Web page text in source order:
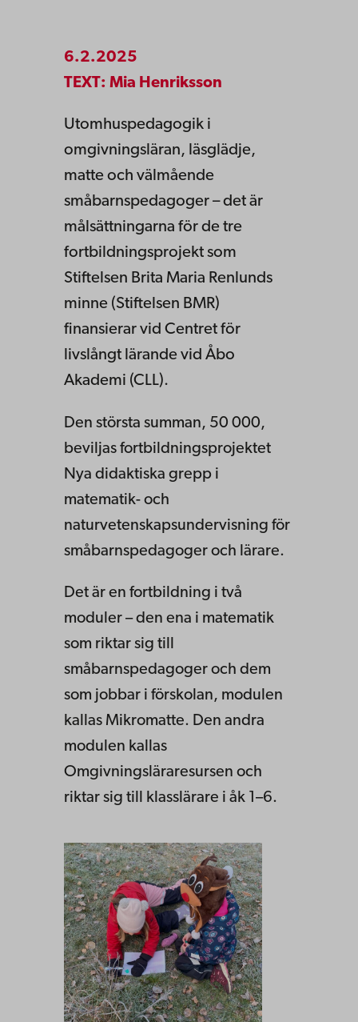
6.2.2025
TEXT: Mia Henriksson
Utomhuspedagogik i
omgivningsläran, läsglädje,
matte och välmående
småbarnspedagoger – det är
målsättningarna för de tre
fortbildningsprojekt som
Stiftelsen Brita Maria Renlunds
minne (Stiftelsen BMR)
finansierar vid Centret för
livslångt lärande vid Åbo
Akademi (CLL).
Den största summan, 50 000,
beviljas fortbildningsprojektet
Nya didaktiska grepp i
matematik- och
naturvetenskapsundervisning för
småbarnspedagoger och lärare.
Det är en fortbildning i två
moduler – den ena i matematik
som riktar sig till
småbarnspedagoger och dem
som jobbar i förskolan, modulen
kallas Mikromatte. Den andra
modulen kallas
Omgivningsläraresursen och
riktar sig till klasslärare i åk 1–6.